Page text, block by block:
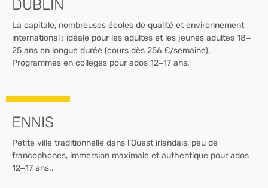
DUBLIN
La capitale, nombreuses écoles de qualité et environnement
international ; idéale pour les adultes et les jeunes adultes 18–
25 ans en longue durée (cours dès 256 €/semaine),
Programmes en colleges pour ados 12–17 ans.
ENNIS
Petite ville traditionnelle dans l’Ouest irlandais, peu de
francophones, immersion maximale et authentique pour ados
12–17 ans..